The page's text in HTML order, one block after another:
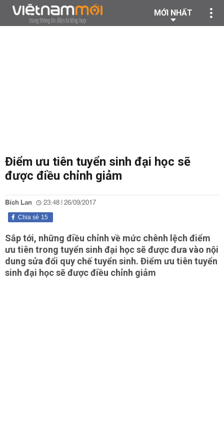
MỚI NHẤT
Điểm ưu tiên tuyển sinh đại học sẽ
được điều chỉnh giảm
Bích Lan 23:48 | 26/09/2017
15
Chia sẻ
Sắp tới, những điều chỉnh về mức chênh lệch điểm
ưu tiên trong tuyển sinh đại học sẽ được đưa vào nội
dung sửa đổi quy chế tuyển sinh. Điểm ưu tiên tuyển
sinh đại học sẽ được điều chỉnh giảm